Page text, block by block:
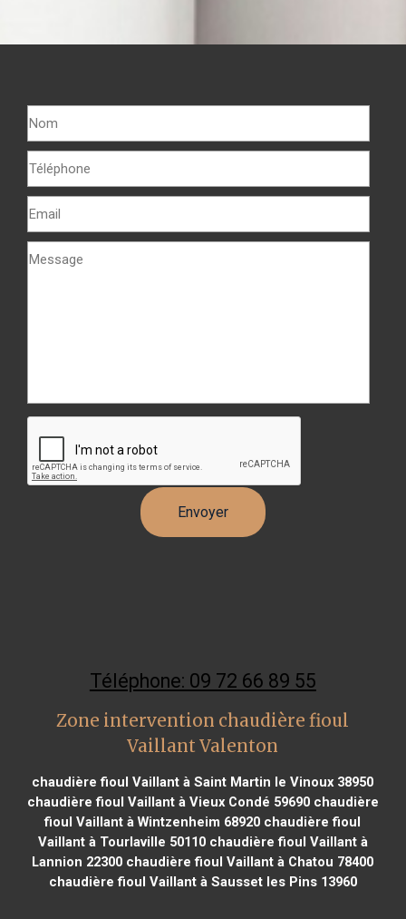
Téléphone: 09 72 66 89 55
Zone intervention chaudière fioul
Vaillant Valenton
chaudière fioul Vaillant à Saint Martin le Vinoux 38950
chaudière fioul Vaillant à Vieux Condé 59690chaudière
fioul Vaillant à Wintzenheim 68920 chaudière fioul
Vaillant à Tourlaville 50110chaudière fioul Vaillant à
Lannion 22300 chaudière fioul Vaillant à Chatou 78400
chaudière fioul Vaillant à Sausset les Pins 13960